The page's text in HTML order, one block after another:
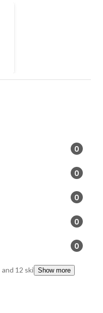
0
0
0
0
0
and 12 skillsShow more